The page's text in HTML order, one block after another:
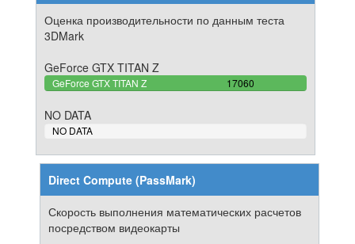
Оценка производительности по данным теста
3DMark
GeForce GTX TITAN Z
GeForce GTX TITAN Z 17060
100%
NO DATA
NO DATA
0%
Direct Compute (PassMark)
Скорость выполнения математических расчетов
посредством видеокарты